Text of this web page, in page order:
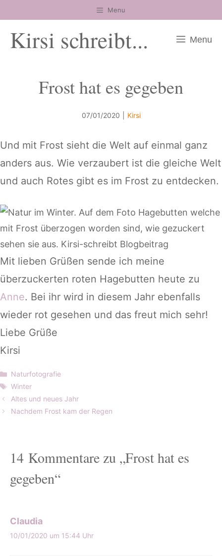
Inhalt
springen
Menu
Kirsi schreibt... Menu
Frost hat es gegeben
07/01/2020 Kirsi
Und mit Frost sieht die Welt auf einmal ganz
anders aus. Wie verzaubert ist die gleiche Welt
und auch Rotes gibt es im Frost zu entdecken.
Mit lieben Grüßen sende ich meine
überzuckerten roten Hagebutten heute zu
Anne. Bei ihr wird in diesem Jahr ebenfalls
wieder rot gesehen und das freut mich sehr!
Liebe Grüße
Kirsi
Kategorien
Naturfotografie
Schlagwörter
Winter
Altes und neues Jahr
Nachdem Frost kam der Regen
14 Kommentare zu „Frost hat es
gegeben“
Claudia
10/01/2020 um 15:44 Uhr